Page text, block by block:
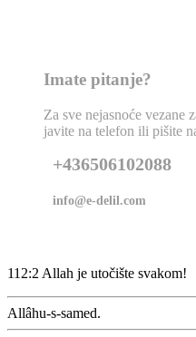
Imate pitanje?
Za sve nejasnoće vezane
javite na telefon ili pišite
+436506102088
info@e-delil.com
112:2 Allah je utočište svakom!
Allâhu-s-samed.